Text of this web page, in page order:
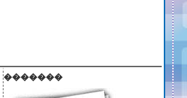
�������